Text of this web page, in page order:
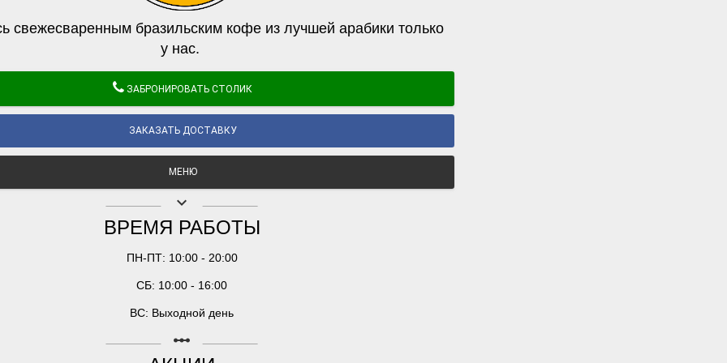
свежесваренным бразильским кофе из лучшей арабики только
у нас.
ЗАБРОНИРОВАТЬ СТОЛИК
ЗАКАЗАТЬ ДОСТАВКУ
МЕНЮ
keyboard_arrow_down
ВРЕМЯ РАБОТЫ
ПН-ПТ: 10:00 - 20:00
СБ: 10:00 - 16:00
ВС: Выходной день
linear_scale